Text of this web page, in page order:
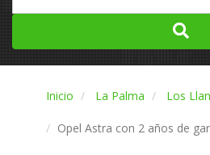
Inicio La Palma Los
Opel Astra con 2 años de